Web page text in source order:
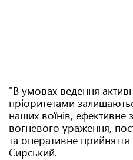
"В умовах ведення
пріоритетами
наших воїнів, ефективне
вогневого ураження,
та оперативне
Сирський.